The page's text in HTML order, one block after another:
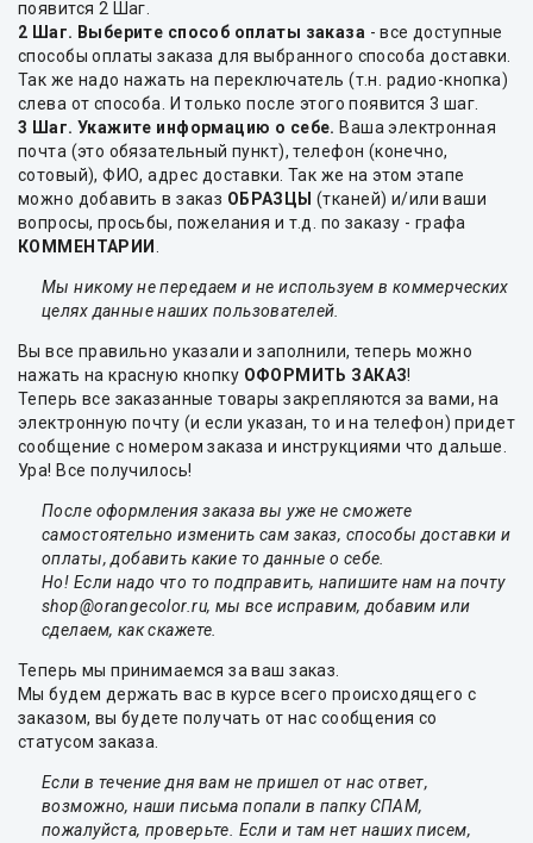
появится 2 Шаг.
2 Шаг. Выберите способ оплаты заказа - все доступные
способы оплаты заказа для выбранного способа доставки.
Так же надо нажать на переключатель (т.н. радио-кнопка)
слева от способа. И только после этого появится 3 шаг.
3 Шаг. Укажите информацию о себе. Ваша электронная
почта (это обязательный пункт), телефон (конечно,
сотовый), ФИО, адрес доставки. Так же на этом этапе
можно добавить в заказ ОБРАЗЦЫ (тканей) и/или ваши
вопросы, просьбы, пожелания и т.д. по заказу - графа
КОММЕНТАРИИ .
Мы никому не передаем и не используем в коммерческих
целях данные наших пользователей.
Вы все правильно указали и заполнили, теперь можно
нажать на красную кнопку ОФОРМИТЬ ЗАКАЗ!
Теперь все заказанные товары закрепляются за вами, на
электронную почту (и если указан, то и на телефон) придет
сообщение с номером заказа и инструкциями что дальше.
Ура! Все получилось!
После оформления заказа вы уже не сможете
самостоятельно изменить сам заказ, способы доставки и
оплаты, добавить какие то данные о себе.
Но! Если надо что то подправить, напишите нам на почту
shop@orangecolor.ru, мы все исправим, добавим или
сделаем, как скажете.
Теперь мы принимаемся за ваш заказ.
Мы будем держать вас в курсе всего происходящего с
заказом, вы будете получать от нас сообщения со
статусом заказа.
Если в течение дня вам не пришел от нас ответ,
возможно, наши письма попали в папку СПАМ,
пожалуйста, проверьте. Если и там нет наших писем,